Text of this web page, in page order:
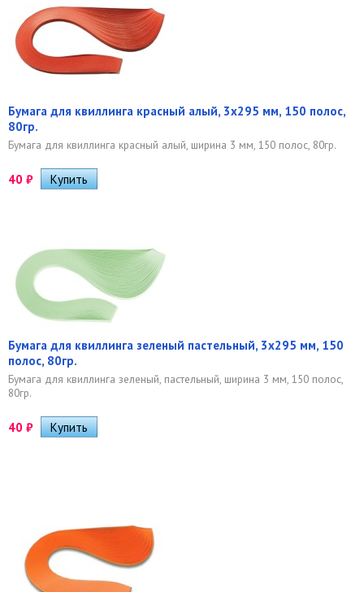
Бумага для квиллинга красный алый, 3х295 мм, 150 полос,
80гр.
Бумага для квиллинга красный алый, ширина 3 мм, 150 полос, 80гр.
40 ₽
Бумага для квиллинга зеленый пастельный, 3х295 мм, 150
полос, 80гр.
Бумага для квиллинга зеленый, пастельный, ширина 3 мм, 150 полос,
80гр.
40 ₽